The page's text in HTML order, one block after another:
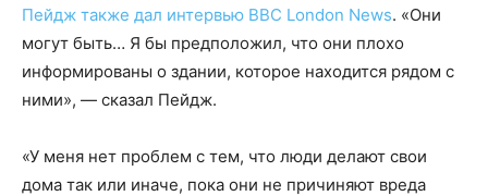
Пейдж также дал интервью BBC London News. «Они
могут быть… Я бы предположил, что они плохо
информированы о здании, которое находится рядом с
ними», — сказал Пейдж.
«У меня нет проблем с тем, что люди делают свои
дома так или иначе, пока они не причиняют вреда